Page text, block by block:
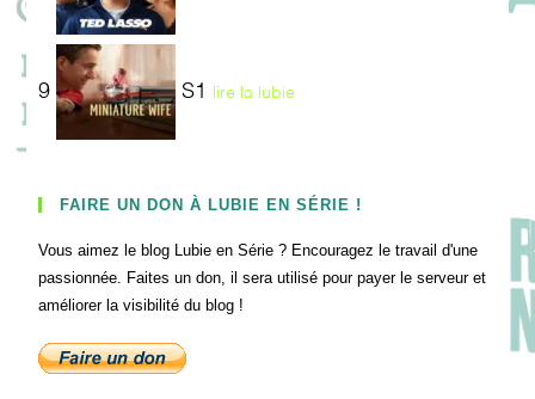
9 S1 lire la lubie
FAIRE UN DON À LUBIE EN SÉRIE !
Vous aimez le blog Lubie en Série ? Encouragez le travail d'une
passionnée. Faites un don, il sera utilisé pour payer le serveur et
améliorer la visibilité du blog !